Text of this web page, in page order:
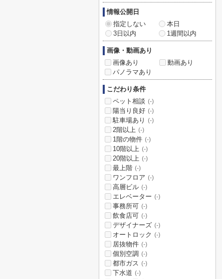
情報公開日
指定しない
本日
3日以内
1週間以内
画像・動画あり
画像あり
動画あり
パノラマあり
こだわり条件
ペット相談 (-)
陽当り良好 (-)
駐車場あり (-)
2階以上 (-)
1階の物件 (-)
10階以上 (-)
20階以上 (-)
最上階 (-)
ワンフロア (-)
高層ビル (-)
エレベーター (-)
事務所可 (-)
飲食店可 (-)
デザイナーズ (-)
オートロック (-)
居抜物件 (-)
個別空調 (-)
都市ガス (-)
下水道 (-)